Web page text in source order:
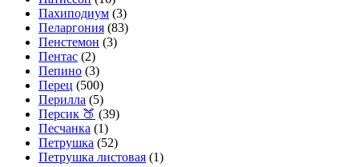
Пахиподиум (3)
Пеларгония (83)
Пенстемон (3)
Пентас (2)
Пепино (3)
Перец (500)
Перилла (5)
Персик 🍑 (39)
Песчанка (1)
Петрушка (52)
Петрушка листовая (1)